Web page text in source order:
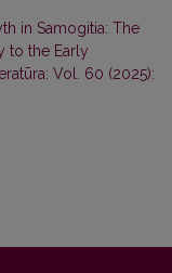
in Samogitia: The
to the Early
Vol. 60 (2025):